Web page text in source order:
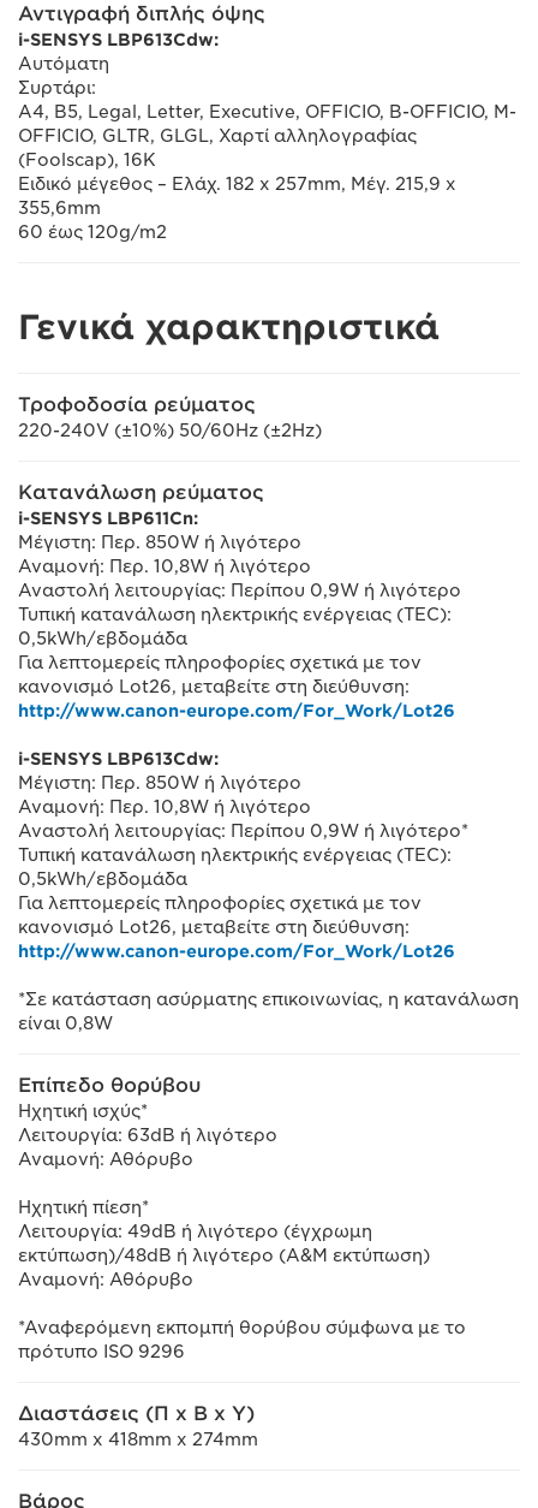
Αντιγραφή διπλής όψης
i-SENSYS LBP613Cdw:
Αυτόματη
Συρτάρι:
A4, B5, Legal, Letter, Executive, OFFICIO, B-OFFICIO, M-
OFFICIO, GLTR, GLGL, Χαρτί αλληλογραφίας
(Foolscap), 16K
Ειδικό μέγεθος – Ελάχ. 182 x 257mm, Μέγ. 215,9 x
355,6mm
60 έως 120g/m2
Γενικά χαρακτηριστικά
Τροφοδοσία ρεύματος
220-240V (±10%) 50/60Hz (±2Hz)
Κατανάλωση ρεύματος
i-SENSYS LBP611Cn:
Μέγιστη: Περ. 850W ή λιγότερο
Αναμονή: Περ. 10,8W ή λιγότερο
Αναστολή λειτουργίας: Περίπου 0,9W ή λιγότερο
Τυπική κατανάλωση ηλεκτρικής ενέργειας (TEC):
0,5kWh/εβδομάδα
Για λεπτομερείς πληροφορίες σχετικά με τον
κανονισμό Lot26, μεταβείτε στη διεύθυνση:
http://www.canon-europe.com/For_Work/Lot26
i-SENSYS LBP613Cdw:
Μέγιστη: Περ. 850W ή λιγότερο
Αναμονή: Περ. 10,8W ή λιγότερο
Αναστολή λειτουργίας: Περίπου 0,9W ή λιγότερο*
Τυπική κατανάλωση ηλεκτρικής ενέργειας (TEC):
0,5kWh/εβδομάδα
Για λεπτομερείς πληροφορίες σχετικά με τον
κανονισμό Lot26, μεταβείτε στη διεύθυνση:
http://www.canon-europe.com/For_Work/Lot26
*Σε κατάσταση ασύρματης επικοινωνίας, η κατανάλωση
είναι 0,8W
Επίπεδο θορύβου
Ηχητική ισχύς*
Λειτουργία: 63dB ή λιγότερο
Αναμονή: Αθόρυβο
Ηχητική πίεση*
Λειτουργία: 49dB ή λιγότερο (έγχρωμη
εκτύπωση)/48dB ή λιγότερο (Α&Μ εκτύπωση)
Αναμονή: Αθόρυβο
*Αναφερόμενη εκπομπή θορύβου σύμφωνα με το
πρότυπο ISO 9296
Διαστάσεις (Π x Β x Υ)
430mm x 418mm x 274mm
Βάρος